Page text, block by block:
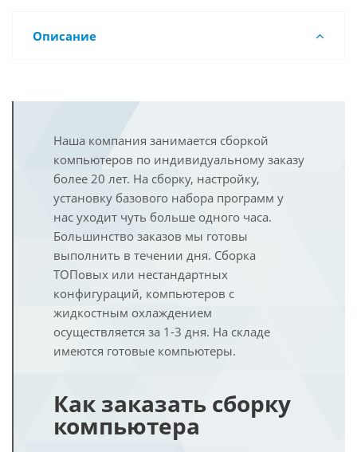
Описание
Наша компания занимается сборкой
компьютеров по индивидуальному заказу
более 20 лет. На сборку, настройку,
установку базового набора программ у
нас уходит чуть больше одного часа.
Большинство заказов мы готовы
выполнить в течении дня. Сборка
ТОПовых или нестандартных
конфигураций, компьютеров с
жидкостным охлаждением
осуществляется за 1-3 дня. На складе
имеются готовые компьютеры.
Как заказать сборку
компьютера